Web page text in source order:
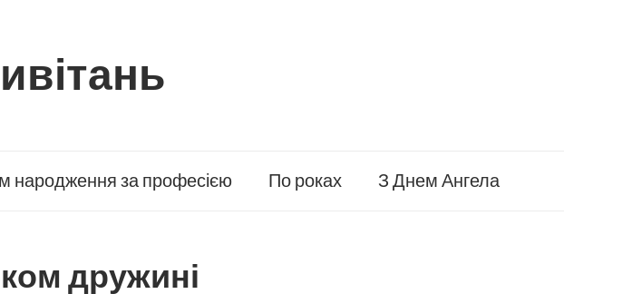
народження за професією По роках З Днем Ангела
дружині